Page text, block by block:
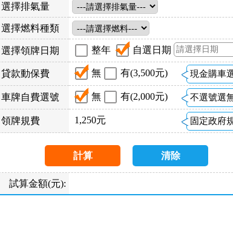
選擇排氣量
擇燃料種類
擇領牌日期 整年 自選日期
貸款動保費 無 有(3,500元) 現金購車
牌自費選號 無 有(2,000元) 不選號選
領牌規費 1,250元 固定政府
計算 清除
試算金額(元):